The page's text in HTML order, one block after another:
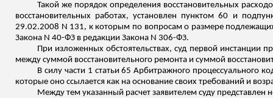
Такой же порядок определения восстановительных
восстановительных работах, установлен пунктом 60 и
29.02.2008 N 131, к которым по вопросам о размере
Закона N 40-ФЗ в редакции Закона N 306-ФЗ.
При изложенных обстоятельствах, суд первой инстанции
между суммой восстановительного ремонта и суммой
В силу части 1 статьи 65 Арбитражного процессуального
которые оно ссылается как на основание своих требований и
Между тем указанный расчет заявителем суду представлен